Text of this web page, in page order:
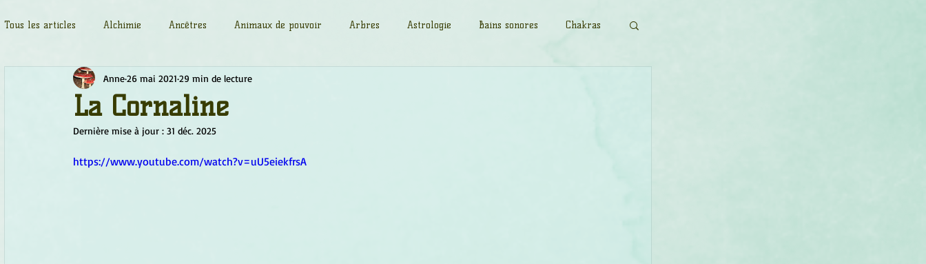
Tous les articles Alchimie Ancêtres Animaux de pouvoir Arbres Astrologie Bains sonores Chakras
Chamanisme Champignons Conscience
Fleurs de Bach Géométrie sacrée
La Cornaline
Anne26 mai 2021 29 min de lecture
Dernière mise à jour : 31 déc. 2025
https://www.youtube.com/watch?v=uU5eiekfrsA